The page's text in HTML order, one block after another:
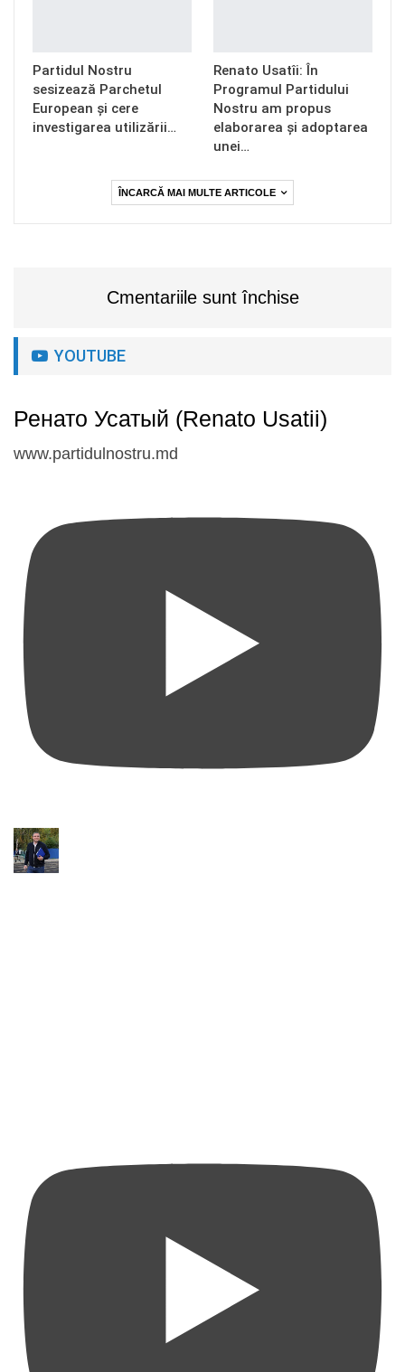
Partidul Nostru
sesizează Parchetul
European și cere
investigarea utilizării…
Renato Usatîi: În
Programul Partidului
Nostru am propus
elaborarea și adoptarea
unei…
ÎNCARCĂ MAI MULTE ARTICOLE
Cmentariile sunt închise
YOUTUBE
Ренато Усатый (Renato Usatii)
www.partidulnostru.md